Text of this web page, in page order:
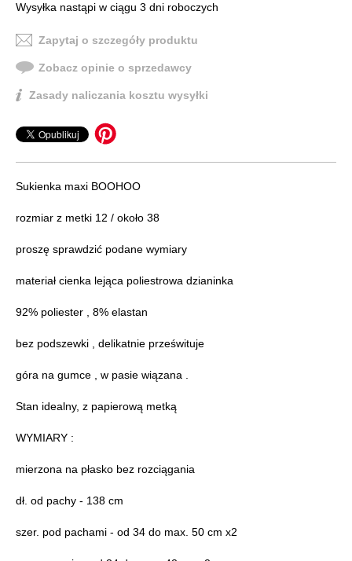
Wysyłka nastąpi w ciągu 3 dni roboczych
Zapytaj o szczegóły produktu
Zobacz opinie o sprzedawcy
Zasady naliczania kosztu wysyłki
Sukienka maxi BOOHOO
rozmiar z metki 12 / około 38
proszę sprawdzić podane wymiary
materiał cienka lejąca poliestrowa dzianinka
92% poliester , 8% elastan
bez podszewki , delikatnie prześwituje
góra na gumce , w pasie wiązana .
Stan idealny, z papierową metką
WYMIARY :
mierzona na płasko bez rozciągania
dł. od pachy - 138 cm
szer. pod pachami - od 34 do max. 50 cm x2